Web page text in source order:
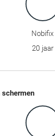
Nobifix
20 jaar